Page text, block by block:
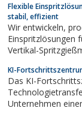
Flexible
stabil, effizient
Wir entwickeln, produzieren und vertreiben flexible
Einspritzlösungen
Vertikal-
KI-
Das KI-
Unternehmen